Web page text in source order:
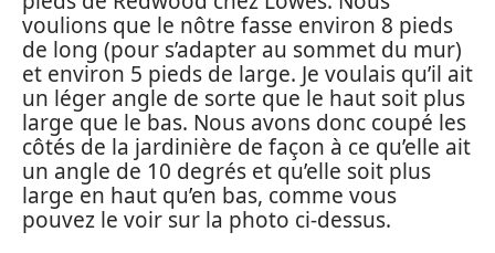
voulions que le nôtre fasse environ 8 pieds
de long (pour s’adapter au sommet du mur)
et environ 5 pieds de large. Je voulais qu’il ait
un léger angle de sorte que le haut soit plus
large que le bas. Nous avons donc coupé les
côtés de la jardinière de façon à ce qu’elle ait
un angle de 10 degrés et qu’elle soit plus
large en haut qu’en bas, comme vous
pouvez le voir sur la photo ci-dessus.